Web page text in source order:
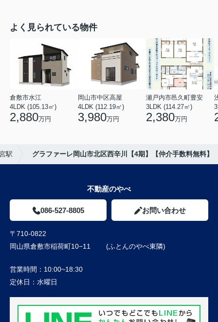
よく見られている物件
倉敷市水江
4LDK (105.13㎡)
2,880万円
岡山市中区高屋
4LDK (112.19㎡)
3,980万円
瀬戸内市邑久町豊安
3LDK (114.27㎡)
2,380万円
駅 グラファーレ岡山市北区西辛川【4期】【仲介手数料無料】
不動産のやべ
086-527-8805 お問い合わせ
〒710-0822
岡山県倉敷市稲荷町10−11 (ふとんのやべ東隣)
営業時間： 10:00~18:30
定休日： 水曜日